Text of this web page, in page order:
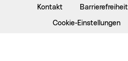
Kontakt Barrierefreiheit
Cookie-Einstellungen